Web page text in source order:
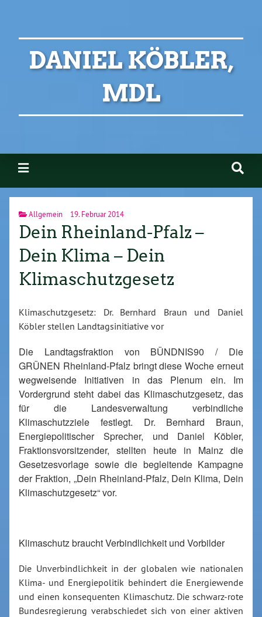
DANIEL KÖBLER,
MDL
Allgemein 19. Februar 2014
Dein Rheinland-Pfalz –
Dein Klima – Dein
Klimaschutzgesetz
Klimaschutzgesetz: Dr. Bernhard Braun und Daniel
Köbler stellen Landtagsinitiative vor
Die Landtagsfraktion von BÜNDNIS90 / Die
GRÜNEN Rheinland-Pfalz bringt diese Woche erneut
wegweisende Initiativen in das Plenum ein. Im
Vordergrund steht dabei das Klimaschutzgesetz, das
für die Landesverwaltung verbindliche
Klimaschutzziele festlegt. Dr. Bernhard Braun,
Energiepolitischer Sprecher, und Daniel Köbler,
Fraktionsvorsitzender, stellten heute in Mainz die
Gesetzesvorlage sowie die begleitende Kampagne
der Fraktion, „Dein Rheinland-Pfalz, Dein Klima, Dein
Klimaschutzgesetz“ vor.
Klimaschutz braucht Verbindlichkeit und Vorbilder
Die Unverbindlichkeit in der globalen wie nationalen
Klima- und Energiepolitik behindert die Energiewende
und einen konsequenten Klimaschutz. Die schwarz-rote
Bundesregierung verabschiedet sich von einer aktiven